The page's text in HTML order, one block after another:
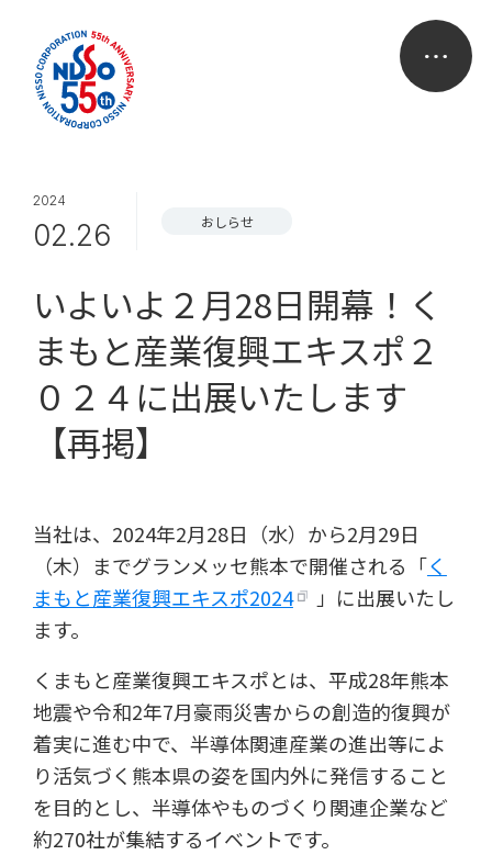
2024
02.26 おしらせ
いよいよ２月28日開幕！く
まもと産業復興エキスポ２
０２４に出展いたします
【再掲】
当社は、2024年2月28日（水）から2月29日
（木）までグランメッセ熊本で開催される「く
まもと産業復興エキスポ2024
」に出展いたし
ます。
くまもと産業復興エキスポとは、平成28年熊本
地震や令和2年7月豪雨災害からの創造的復興が
着実に進む中で、半導体関連産業の進出等によ
り活気づく熊本県の姿を国内外に発信すること
を目的とし、半導体やものづくり関連企業など
約270社が集結するイベントです。